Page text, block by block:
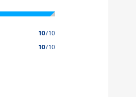
10/10
10/10